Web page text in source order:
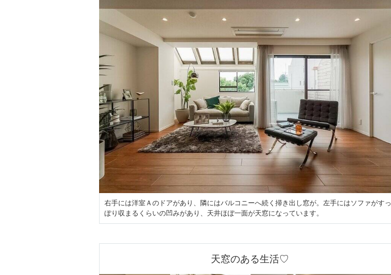
右手には洋室Ａのドアがあり、隣にはバルコニーへ続く掃き出し窓が。左手にはソファがすっ
ぽり収まるくらいの凹みがあり、天井ほぼ一面が天窓になっています。
天窓のある生活♡